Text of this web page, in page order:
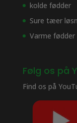
kolde fødder
Sure tæer
Varme fødder
Følg os på
Find os på